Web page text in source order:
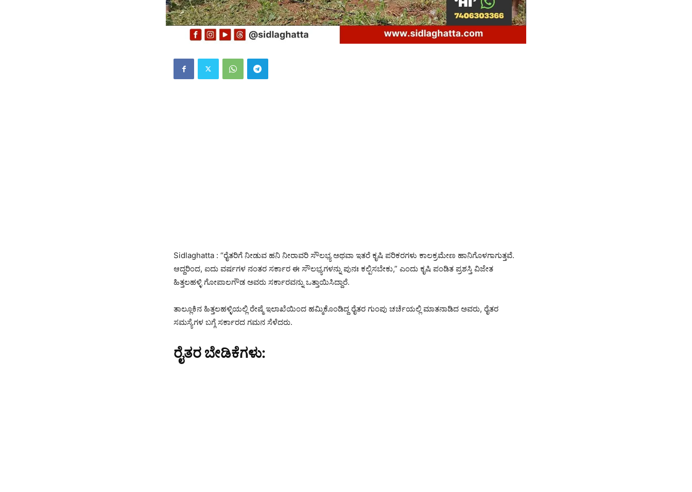
Sidlaghatta : “ರೈತರಿಗೆ ನೀಡುವ ಹನಿ ನೀರಾವರಿ ಸೌಲಭ್ಯ ಅಥವಾ ಇತರೆ ಕೃಷಿ ಪರಿಕರಗಳು ಕಾಲಕ್ರಮೇಣ ಹಾನಿಗೊಳಗಾಗುತ್ತವೆ.
ಆದ್ದರಿಂದ, ಐದು ವರ್ಷಗಳ ನಂತರ ಸರ್ಕಾರ ಈ ಸೌಲಭ್ಯಗಳನ್ನು ಪುನಃ ಕಲ್ಪಿಸಬೇಕು,” ಎಂದು ಕೃಷಿ ಪಂಡಿತ ಪ್ರಶಸ್ತಿ ವಿಜೇತ
ಹಿತ್ತಲಹಳ್ಳಿ ಗೋಪಾಲಗೌಡ ಅವರು ಸರ್ಕಾರವನ್ನು ಒತ್ತಾಯಿಸಿದ್ದಾರೆ.
ತಾಲ್ಲೂಕಿನ ಹಿತ್ತಲಹಳ್ಳಿಯಲ್ಲಿ ರೇಷ್ಮೆ ಇಲಾಖೆಯಿಂದ ಹಮ್ಮಿಕೊಂಡಿದ್ದ ರೈತರ ಗುಂಪು ಚರ್ಚೆಯಲ್ಲಿ ಮಾತನಾಡಿದ ಅವರು, ರೈತರ
ಸಮಸ್ಯೆಗಳ ಬಗ್ಗೆ ಸರ್ಕಾರದ ಗಮನ ಸೆಳೆದರು.
ರೈತರ ಬೇಡಿಕೆಗಳು: